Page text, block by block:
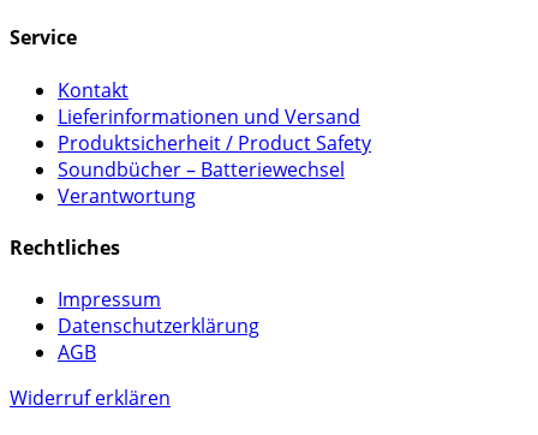
Service
Kontakt
Lieferinformationen und Versand
Produktsicherheit / Product Safety
Soundbücher – Batteriewechsel
Verantwortung
Rechtliches
Impressum
Datenschutzerklärung
AGB
Widerruf erklären